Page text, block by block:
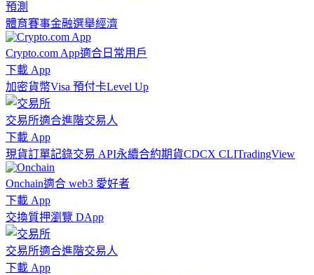
預測
體育賽事金融選舉經濟
Crypto.com App適合日常用戶
下載 App
加密貨幣Visa 預付卡Level Up
交易所適合進階交易人
下載 App
現貨訂單記錄交易 API永續合約期貨CDCX CLITradingView
Onchain適合 web3 愛好者
下載 App
交換質押瀏覽 DApp
交易所適合進階交易人
下載 App